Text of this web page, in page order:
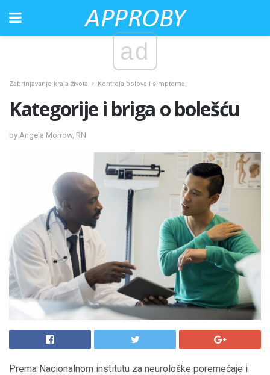
ad
Zabrinjavanje kraja života Kontrola bolova i simptoma
Kategorije i briga o bolešću
by Angela Morrow, RN
Prema Nacionalnom institutu za neurološke poremećaje i